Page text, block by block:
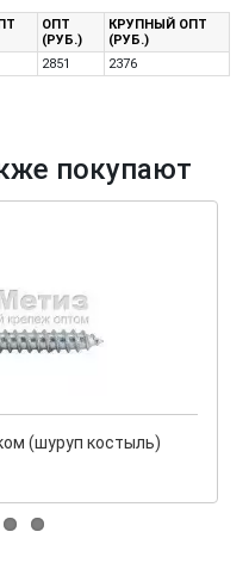
ОПТ
(РУБ.)
КРУПНЫЙ ОПТ
(РУБ.)
2851 2376
покупают
(шуруп костыль)